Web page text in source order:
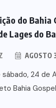
do Bahia
Lages do
AGOSTO
24 de
Bahia